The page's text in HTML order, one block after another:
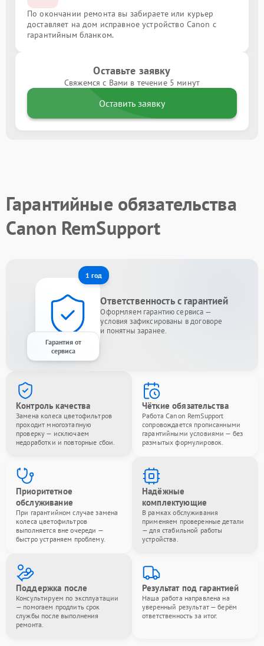
По окончании ремонта вы забираете или курьер
доставляет на дом исправное устройство Canon с
гарантийным бланком.
Оставьте заявку
Свяжемся с Вами в течение 5 минут
Оставить заявку
Гарантийные обязательства
Canon RemSupport
1 год
Гарантия от
сервиса
Ответственность с гарантией
Оформляем гарантию сервиса —
условия зафиксированы в договоре
и понятны заранее.
Контроль качества
Замена колеса цветофильтров
проходит многоэтапную
проверку — исключаем
недоработки и повторные сбои.
Чёткие обязательства
Работа Canon RemSupport
сопровождается прописанными
гарантийными условиями — без
размытых формулировок.
Приоритетное
обслуживание
При гарантийном случае замена
колеса цветофильтров
выполняется вне очереди —
быстро устраняем проблему.
Надёжные
комплектующие
В рамках обслуживания
применяем проверенные детали
— для стабильной работы
устройства.
Поддержка после
Консультируем по эксплуатации
— помогаем продлить срок
службы после выполнения
ремонта.
Результат под гарантией
Наша работа направлена на
уверенный результат — берём
ответственность за итог.